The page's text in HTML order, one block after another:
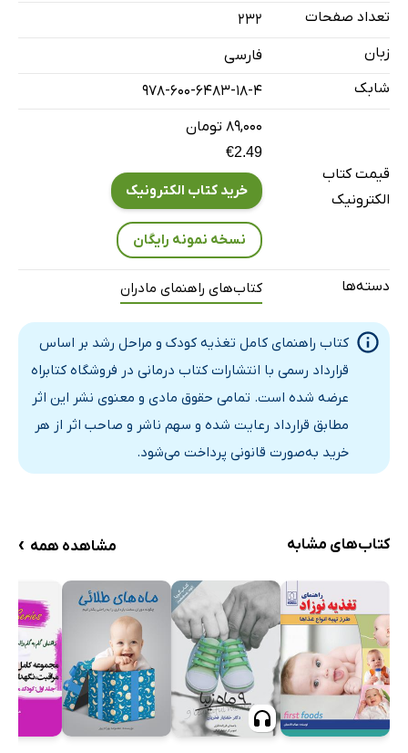
هیدرات‌های کربن
ویتامین‌ها
ویتامین C
فسفر
کلرید سدیم (نمک)
پتاسیم
گروه‌های غذایی
گروه اول: هیدرات‌های کربن نشاسته‌ای
گروه سوم: شیر و فراورده‌های لبنی
گروه پنجم: مواد غذایی شیرین و چربی‌ها
فصل 3: تغذیه متعادل برای کودکان
چگونه تغذیه‌ی متعادل، سلامتی و رشد کودک را تقویت می‌کند
اصول تغذیه‌ی کودک
تقسیم وعده‌های غذایی روزانه
میان وعده‌ها
تعداد صفحات
232
زبان
فارسی
شابک
978-600-6483-18-4
قیمت کتاب
الکترونیک
۸۹,۰۰۰ تومان
€2.49
خرید کتاب الکترونیک
نسخه نمونه رایگان
دسته‌ها کتاب‌های راهنمای مادران
کتاب راهنمای کامل تغذیه کودک و مراحل رشد بر اساس
قرارداد رسمی با انتشارات کتاب درمانی در فروشگاه کتابراه
عرضه شده است. تمامی حقوق مادی و معنوی نشر این اثر
مطابق قرارداد رعایت شده و سهم ناشر و صاحب اثر از هر
خرید به‌صورت قانونی پرداخت می‌شود.
کتاب‌های مشابه مشاهده همه ›